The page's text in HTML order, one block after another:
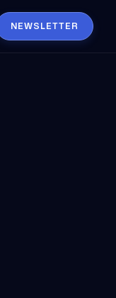
NEWSLETTER